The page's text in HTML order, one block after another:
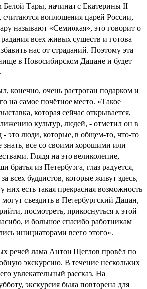
Белой Тары, начиная с Екатерины II
считаются воплощения царей России,
называют «Семиокая», это говорит о
всех живых существ и готова
нас от страданий. Поэтому эта
в Новосибирском Дацане и будет
конечно, очень растроган подарком и
на самое почётное место. «Такое
которая сейчас открывается,
культур, людей, - отметил он в
- это люди, которые, в общем-то, что-то
знать, все со своими хорошими или
Глядя на это великолепие,
братья из Петербурга, глаз радуется,
всех буддистов, которые живут здесь,
них есть такая прекрасная возможность
съездить в Петербургский Дацан,
посмотреть, прикоснуться к этой
и большое спасибо работникам
инициаторами всего этого».
речей лама Антон Щеглов провёл по
экскурсию. В течение нескольких
увлекательный рассказ. На
экскурсия была повторена для